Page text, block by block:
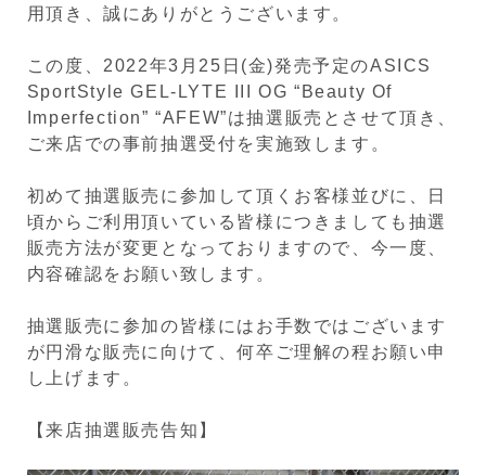
用頂き、誠にありがとうございます。
この度、2022年3月25日(金)発売予定のASICS
SportStyle GEL-LYTE III OG “Beauty Of
Imperfection” “AFEW”は抽選販売とさせて頂き、
ご来店での事前抽選受付を実施致します。
初めて抽選販売に参加して頂くお客様並びに、日
頃からご利用頂いている皆様につきましても抽選
販売方法が変更となっておりますので、今一度、
内容確認をお願い致します。
抽選販売に参加の皆様にはお手数ではございます
が円滑な販売に向けて、何卒ご理解の程お願い申
し上げます。
【来店抽選販売告知】